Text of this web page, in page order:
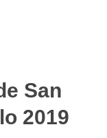
San
2019